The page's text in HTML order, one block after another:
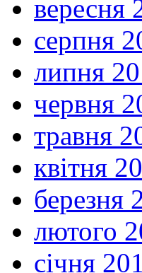
вересня
серпня
липня
червня
травня
квітня
березня
лютого
січня